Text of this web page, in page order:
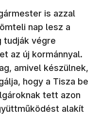
is azzal
nap lesz a
tudják végre
az új kormánnyal.
amivel készülnek,
hogy a Tisza be
tett azon
alakít